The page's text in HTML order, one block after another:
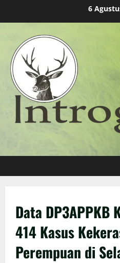
6
Data DP3APPKB
414 Kasus
Perempuan di